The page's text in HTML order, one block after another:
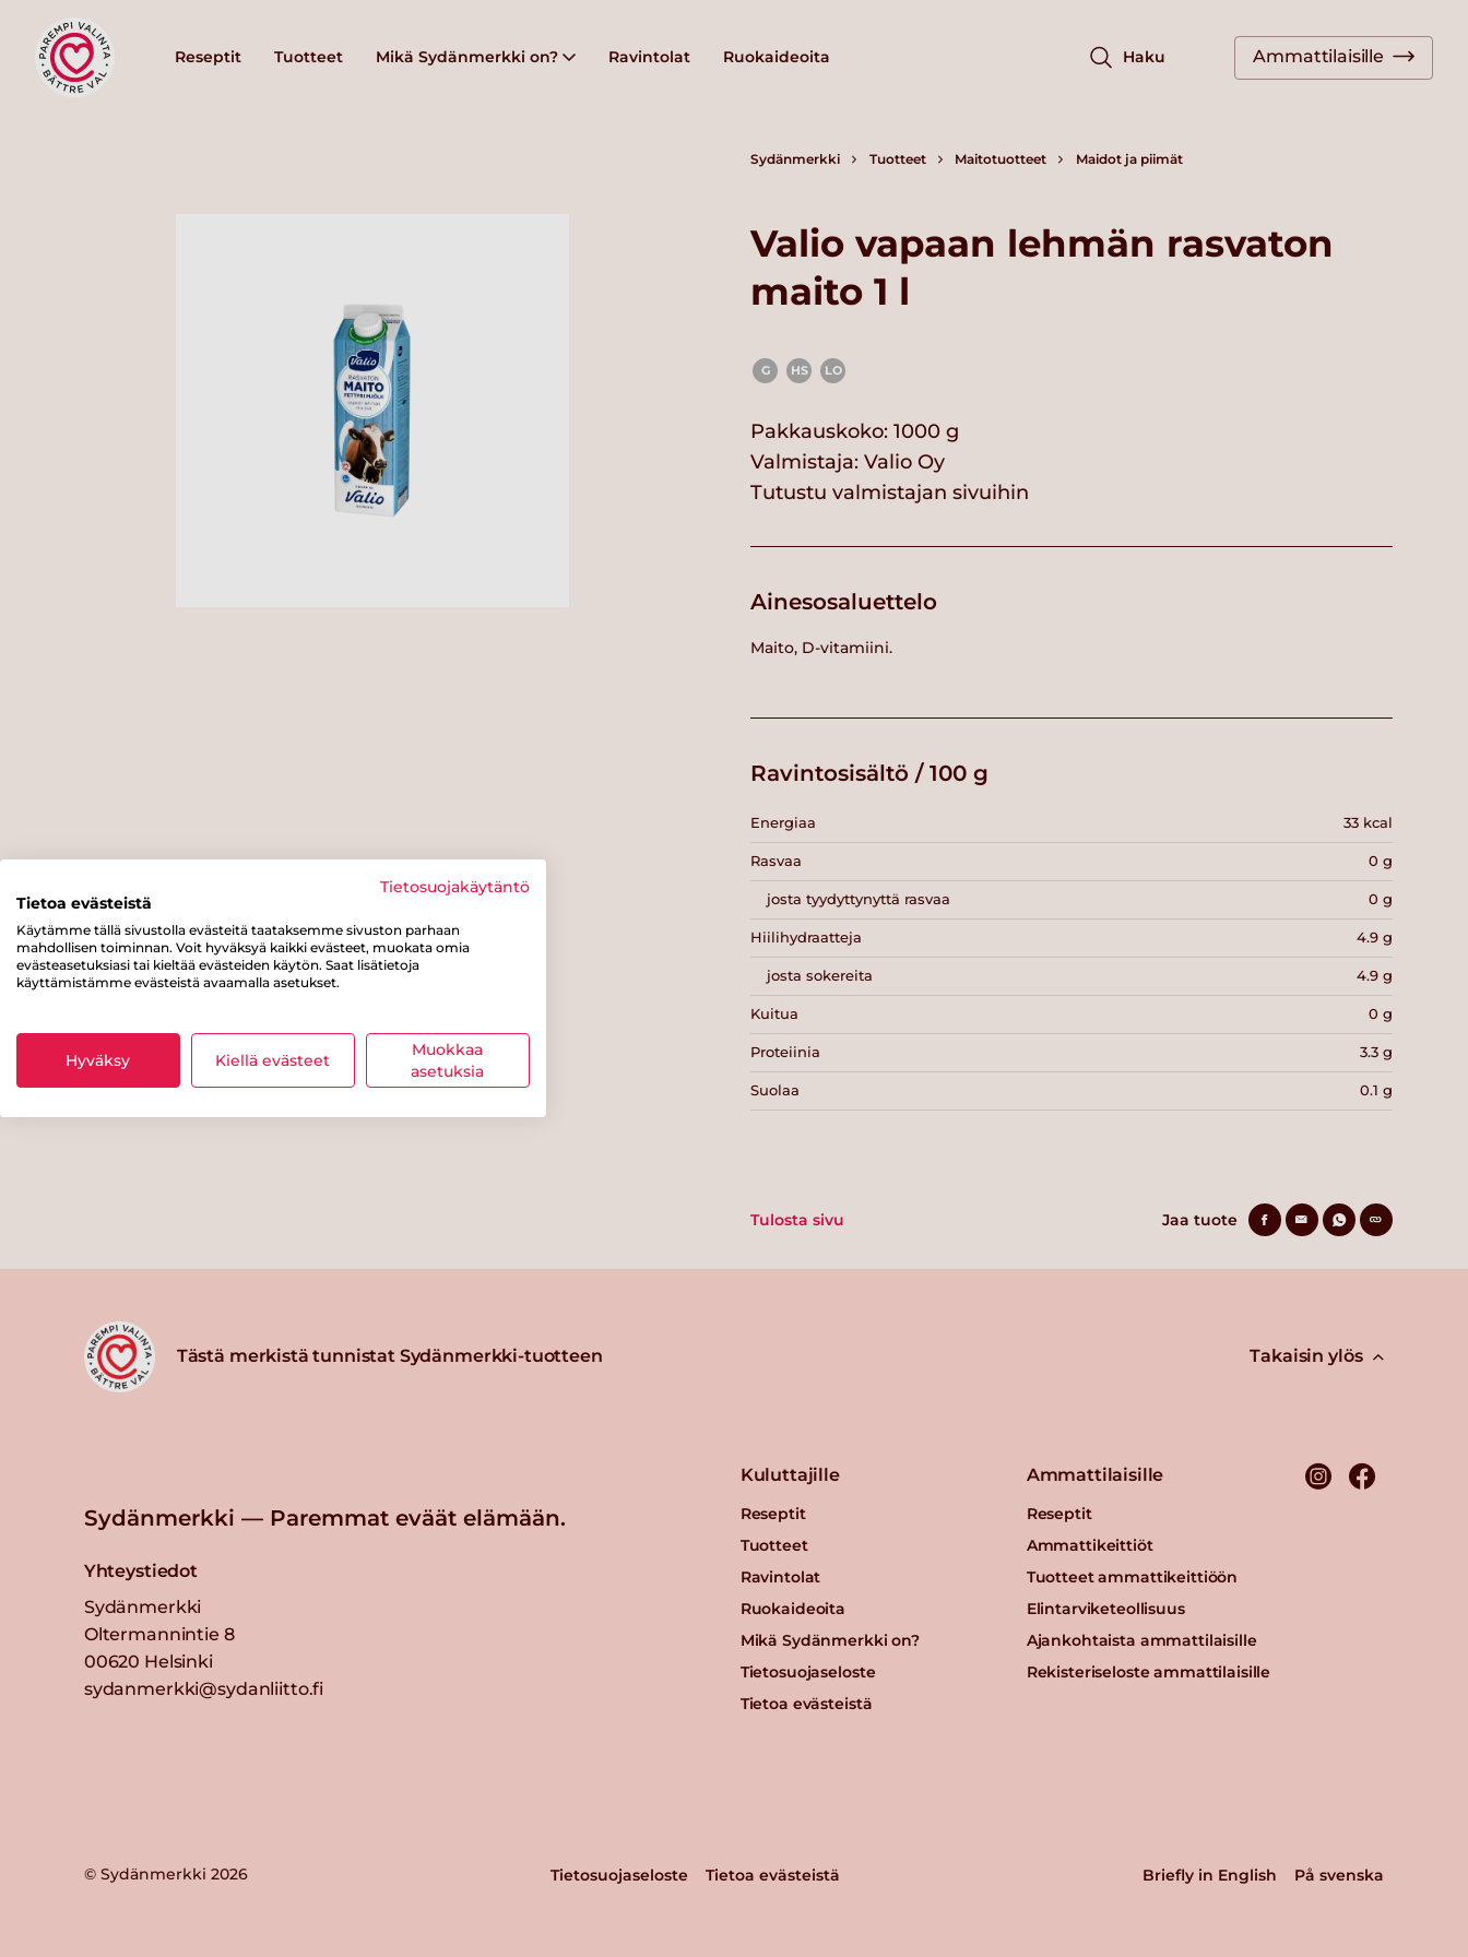
Reseptit Tuotteet Mikä Sydänmerkki on? Ravintolat Ruokaideoita Haku Ammattilaisille
Sydänmerkki Tuotteet Maitotuotteet Maidot ja piimät
Valio vapaan lehmän rasvaton
maito 1 l
G HS LO
Pakkauskoko: 1000 g
Valmistaja: Valio Oy
Tutustu valmistajan sivuihin
Ainesosaluettelo
Maito, D-vitamiini.
Ravintosisältö / 100 g
Energiaa 33 kcal
Rasvaa 0 g
josta tyydyttynyttä rasvaa 0 g
Hiilihydraatteja 4.9 g
josta sokereita 4.9 g
Kuitua 0 g
Proteiinia 3.3 g
Suolaa 0.1 g
Tulosta sivu Jaa tuote
Tästä merkistä tunnistat Sydänmerkki-tuotteen Takaisin ylös
Sydänmerkki — Paremmat eväät elämään.
Yhteystiedot
Sydänmerkki
Oltermannintie 8
00620 Helsinki
sydanmerkki@sydanliitto.fi
Kuluttajille
Reseptit
Tuotteet
Ravintolat
Ruokaideoita
Mikä Sydänmerkki on?
Tietosuojaseloste
Tietoa evästeistä
Ammattilaisille
Reseptit
Ammattikeittiöt
Tuotteet ammattikeittiöön
Elintarviketeollisuus
Ajankohtaista ammattilaisille
Rekisteriseloste ammattilaisille
© Sydänmerkki 2026 Tietosuojaseloste Tietoa evästeistä Briefly in English På svenska
Tietosuojakäytäntö
Tietoa evästeistä
Käytämme tällä sivustolla evästeitä taataksemme sivuston parhaan
mahdollisen toiminnan. Voit hyväksyä kaikki evästeet, muokata omia
evästeasetuksiasi tai kieltää evästeiden käytön. Saat lisätietoja
käyttämistämme evästeistä avaamalla asetukset.
Hyväksy Kiellä evästeet
Muokkaa
asetuksia